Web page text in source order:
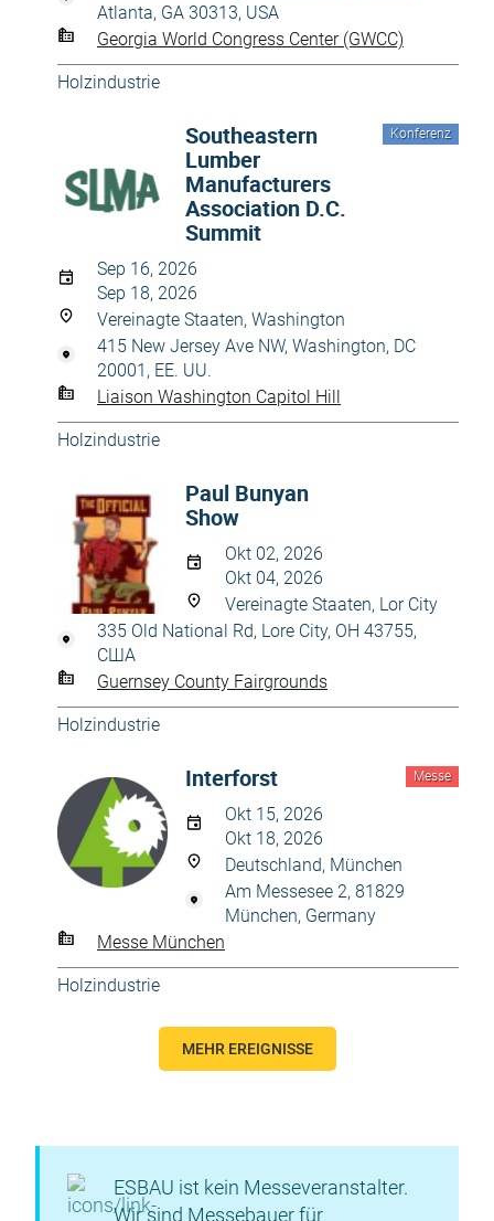
Atlanta, GA 30313, USA
Georgia World Congress Center (GWCC)
Holzindustrie
Konferenz
Southeastern
Lumber
Manufacturers
Association D.C.
Summit
Sep 16, 2026
Sep 18, 2026
Vereinagte Staaten, Washington
415 New Jersey Ave NW, Washington, DC
20001, EE. UU.
Liaison Washington Capitol Hill
Holzindustrie
Paul Bunyan
Show
Okt 02, 2026
Okt 04, 2026
Vereinagte Staaten, Lor City
335 Old National Rd, Lore City, OH 43755,
США
Guernsey County Fairgrounds
Holzindustrie
Messe
Interforst
Okt 15, 2026
Okt 18, 2026
Deutschland, München
Am Messesee 2, 81829
München, Germany
Messe München
Holzindustrie
MEHR EREIGNISSE
ESBAU ist kein Messeveranstalter.
Wir sind Messebauer für